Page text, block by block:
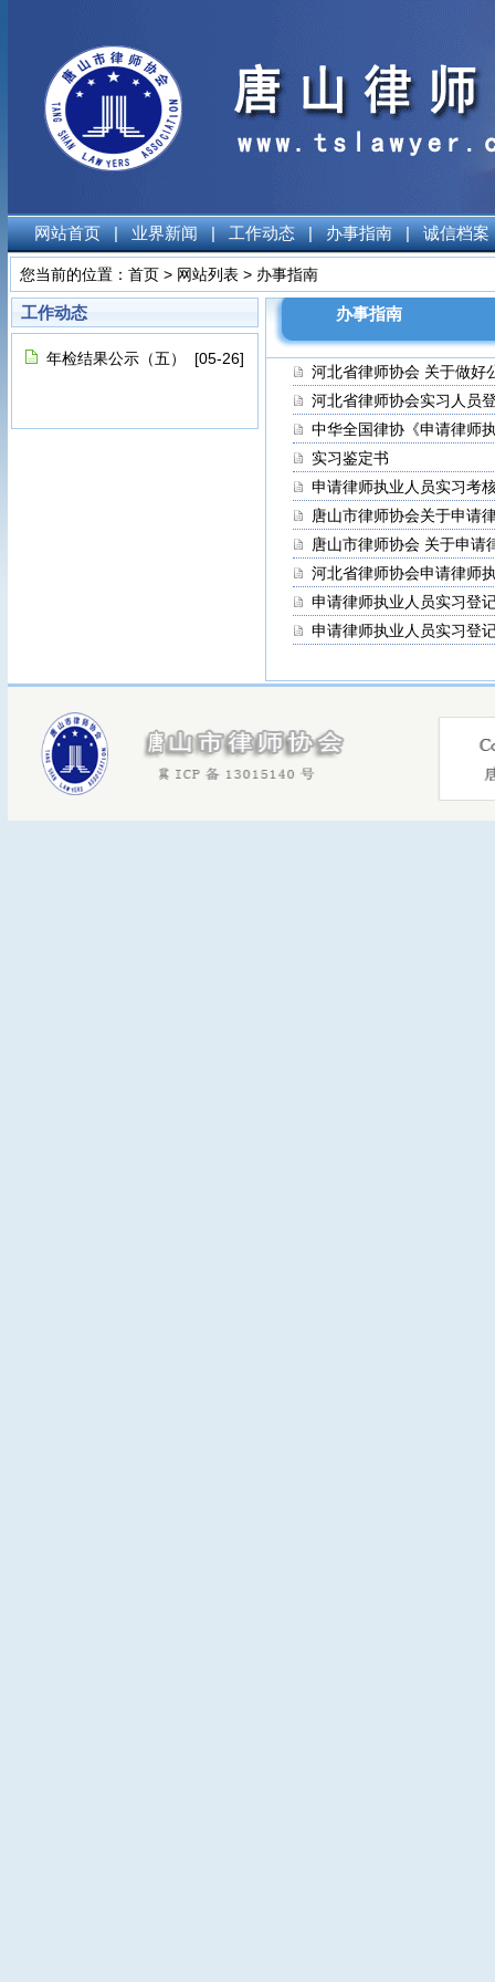
网站首页| 业界新闻| 工作动态| 办事指南| 诚信档案
您当前的位置： 首页 > 网站列表 > 办事指南
工作动态
年检结果公示（五） [05-26]
办事指南
河北省律师协会 关于做好
河北省律师协会实习人员
中华全国律协《申请律师
实习鉴定书
申请律师执业人员实习考
唐山市律师协会关于申请
唐山市律师协会 关于申请
河北省律师协会申请律师
申请律师执业人员实习登
申请律师执业人员实习登